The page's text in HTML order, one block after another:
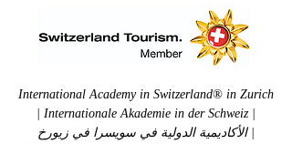
International Academy in Switzerland® in Zurich
| Internationale Akademie in der Schweiz |
الأكاديمية الدولية في سويسرا في زيورخ |